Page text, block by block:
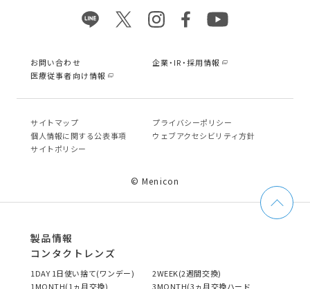
お問い合わせ
企業・IR・採用情報
医療従事者向け情報
サイトマップ
プライバシーポリシー
個⼈情報に関する公表事項
ウェブアクセシビリティ方針
サイトポリシー
© Menicon
製品情報
コンタクトレンズ
1DAY 1日使い捨て(ワンデー)
2WEEK(2週間交換)
1MONTH(1ヵ月交換)
3MONTH(3ヵ月交換ハード